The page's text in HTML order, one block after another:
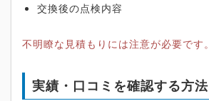
交換後の点検内容
不明瞭な見積もりには注意が必要です。
実績・口コミを確認する方法